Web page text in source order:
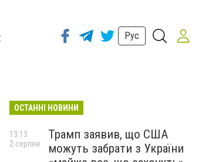
Рус
ОСТАННІ НОВИНИ
Трамп заявив, що США
можуть забрати з України
13:13
2 серпня